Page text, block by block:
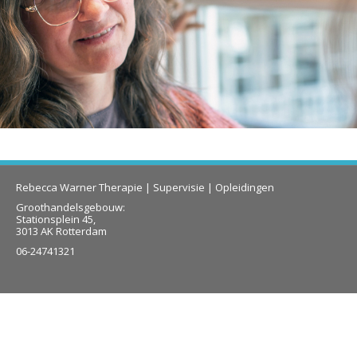
Rebecca Warner Therapie | Supervisie | Opleidingen
Groothandelsgebouw:
Stationsplein 45,
3013 AK Rotterdam
06-24741321